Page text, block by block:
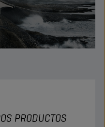
PRODUCTOS